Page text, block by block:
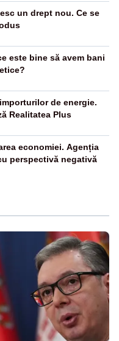
un drept nou. Ce se
este bine să avem bani
de energie.
Realitatea Plus
economiei. Agenția
perspectivă negativă